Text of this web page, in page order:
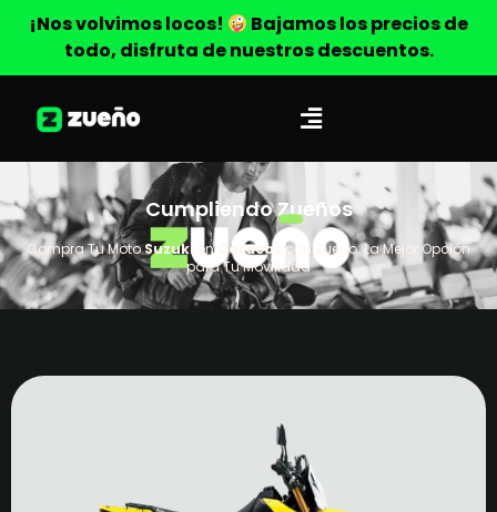
¡Nos volvimos locos!
Bajamos los precios de
todo, disfruta de nuestros descuentos.
Cumpliendo Zueños
Compra Tu MotoSuzuki en Caracas con Zueño: La Mejor Opción
para Tu Movilidad